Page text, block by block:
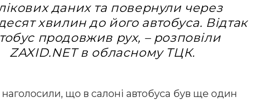
даних та повернули через
хвилин до його автобуса. Відтак
продовжив рух, – розповіли
ZAXID.NET в обласному ТЦК.
що в салоні автобуса був ще один